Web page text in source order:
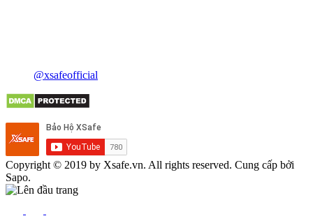
@xsafeofficial
Copyright © 2019 by Xsafe.vn. All rights reserved. Cung cấp bởi
Sapo.